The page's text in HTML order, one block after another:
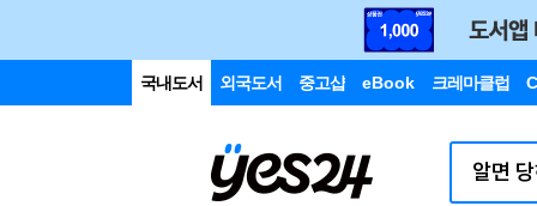
국내도서 외국도서 중고샵 eBook 크레마클럽